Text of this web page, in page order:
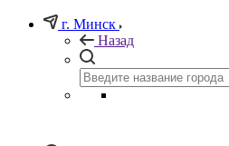
г. Минск
Назад